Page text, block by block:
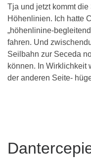
Tja und jetzt kommt
Höhenlinien. Ich hatte
„höhenlinine-
fahren. Und
Seilbahn zur Seceda
können. In Wirklichkeit
der anderen Seite-